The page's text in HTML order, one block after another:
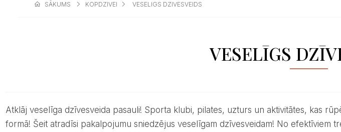
SĀKUMS KOPDZIVEI VESELIGS DZIVESVEIDS
VESELĪGS
Atklāj veselīga dzīvesveida pasauli! Sporta klubi, pilates, uzturs un aktivitātes, kas rūpējas par tavu ķermeni un prātu. Dzīvo harmonijā un esi labākajā
formā! Šeit atradīsi pakalpojumu sniedzējus veselīgam dzīvesveidam! No efektīviem